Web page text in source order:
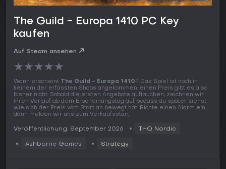
The Guild - Europa 1410 PC Key
kaufen
Auf Steam ansehen
★★★★★
Wann erscheint The Guild - Europa 1410? Das Spiel ist noch in
keinem der erfassten Shops angekommen, einen Preis gibt es also
bisher nicht. Sobald die ersten Angebote auftauchen, zeichnen wir
ihren Verlauf ab dem Erscheinungstag auf, sodass du später siehst,
wie sich der Preis vom Start an bewegt hat. Richte einen Alarm ein,
dann melden wir uns zum Verkaufsstart.
Veröffentlichung: September 2026 THQ Nordic
Ashborne Games Strategy